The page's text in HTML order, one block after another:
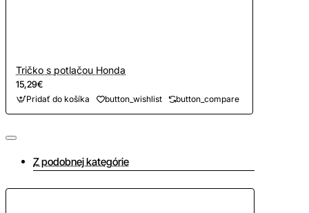
Tričko s potlačou Honda
15,29€
Pridať do košíka button_wishlist button_compare
Z podobnej kategórie